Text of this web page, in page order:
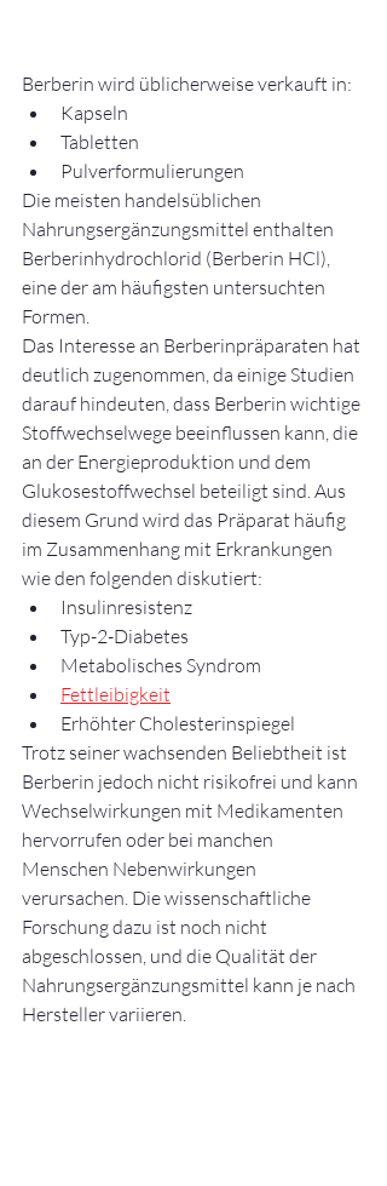
Berberin wird üblicherweise verkauft in:
Kapseln
Tabletten
Pulverformulierungen
Die meisten handelsüblichen
Nahrungsergänzungsmittel enthalten
Berberinhydrochlorid (Berberin HCl),
eine der am häufigsten untersuchten
Formen.
Das Interesse an Berberinpräparaten hat
deutlich zugenommen, da einige Studien
darauf hindeuten, dass Berberin wichtige
Stoffwechselwege beeinflussen kann, die
an der Energieproduktion und dem
Glukosestoffwechsel beteiligt sind. Aus
diesem Grund wird das Präparat häufig
im Zusammenhang mit Erkrankungen
wie den folgenden diskutiert:
Insulinresistenz
Typ-2-Diabetes
Metabolisches Syndrom
Fettleibigkeit
Erhöhter Cholesterinspiegel
Trotz seiner wachsenden Beliebtheit ist
Berberin jedoch nicht risikofrei und kann
Wechselwirkungen mit Medikamenten
hervorrufen oder bei manchen
Menschen Nebenwirkungen
verursachen. Die wissenschaftliche
Forschung dazu ist noch nicht
abgeschlossen, und die Qualität der
Nahrungsergänzungsmittel kann je nach
Hersteller variieren.